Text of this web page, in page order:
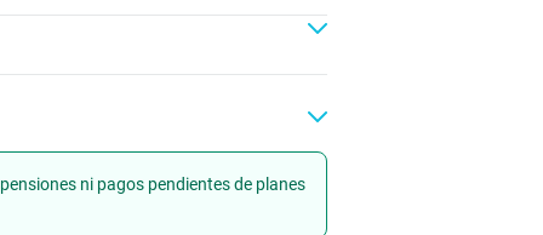
Renovaciónni pagos pendientes de planes